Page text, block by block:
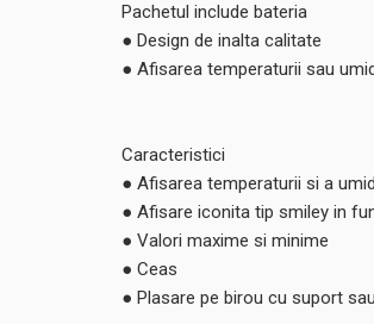
Pachetul include bateria
● Design de inalta calitate
● Afisarea temperaturii sau
Caracteristici
● Afisarea temperaturii si a
● Afisare iconita tip smiley in
● Valori maxime si minime
● Ceas
● Plasare pe birou cu suport